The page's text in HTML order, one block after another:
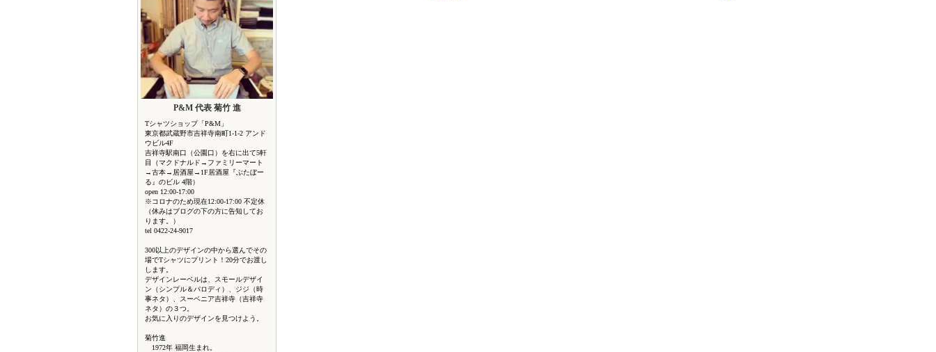
P&M 代表 菊竹 進
Tシャツショップ「P&M」
東京都武蔵野市吉祥寺南町1-1-2 アンド
ウビル4F
吉祥寺駅南口（公園口）を右に出て5軒
目（マクドナルド→ファミリーマート
→古本→居酒屋→1F居酒屋『ぶたぼー
る』のビル 4階）
open 12:00-17:00
※コロナのため現在12:00-17:00 不定休
（休みはブログの下の方に告知してお
ります。）
tel 0422-24-9017
300以上のデザインの中から選んでその
場でTシャツにプリント！20分でお渡し
します。
デザインレーベルは、スモールデザイ
ン（シンプル＆パロディ）、ジジ（時
事ネタ）、スーベニア吉祥寺（吉祥寺
ネタ）の３つ。
お気に入りのデザインを見つけよう。
菊竹進
1972年 福岡生まれ。